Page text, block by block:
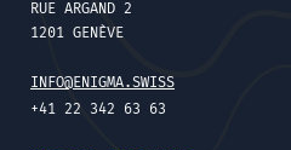
RUE ARGAND 2
1201 GENÈVE
INFO@ENIGMA.SWISS
+41 22 342 63 63